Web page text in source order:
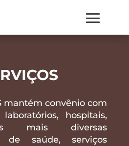
mantém convênio com
hospitais,
mais diversas
de saúde, serviços